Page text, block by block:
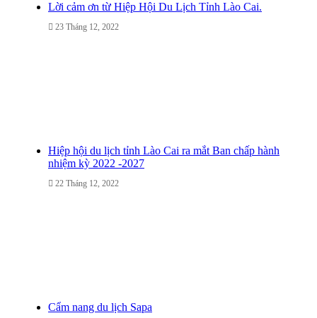
Lời cảm ơn từ Hiệp Hội Du Lịch Tỉnh Lào Cai.
23 Tháng 12, 2022
Hiệp hội du lịch tỉnh Lào Cai ra mắt Ban chấp hành
nhiệm kỳ 2022 -2027
22 Tháng 12, 2022
Cẩm nang du lịch Sapa